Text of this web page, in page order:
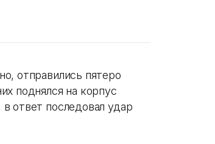
отправились пятеро
поднялся на корпус
ответ последовал удар